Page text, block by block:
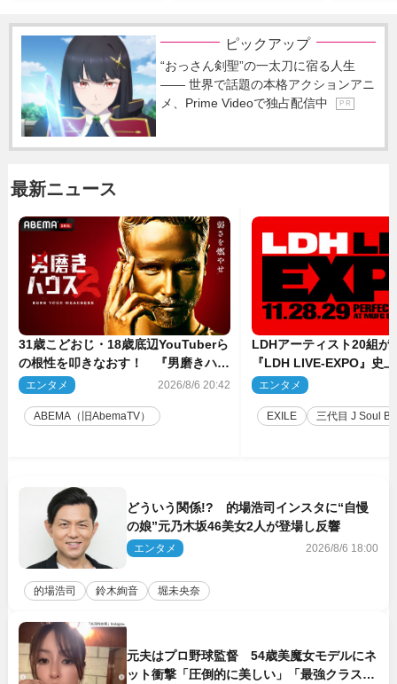
ピックアップ
“おっさん剣聖”の一太刀に宿る人生
―― 世界で話題の本格アクションアニ
メ、Prime Videoで独占配信中
P R
最新ニュース
31歳こどおじ・18歳底辺YouTuberら
の根性を叩きなおす！ 『男磨きハウ
ス』第2弾コーチ陣発表
エンタメ 2026/8/6 20:42
ABEMA（旧AbemaTV）
LDHアーティスト20組
『LDH LIVE‐EXPO』史
技場で開催決定
エンタメ
EXILE 三代目 J Soul
どういう関係!? 的場浩司インスタに“自慢
の娘”元乃木坂46美女2人が登場し反響
エンタメ 2026/8/6 18:00
的場浩司 鈴木絢音 堀未央奈
元夫はプロ野球監督 54歳美魔女モデルにネ
ット衝撃「圧倒的に美しい」「最強クラス」